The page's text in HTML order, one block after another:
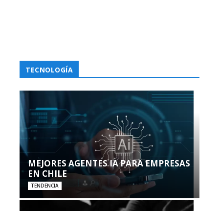
TECNOLOGÍA
MEJORES AGENTES IA PARA EMPRESAS
EN CHILE
TENDENCIA